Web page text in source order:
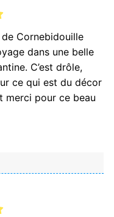
Cornebidouille
dans une belle
C’est drôle,
ce qui est du décor
merci pour ce beau